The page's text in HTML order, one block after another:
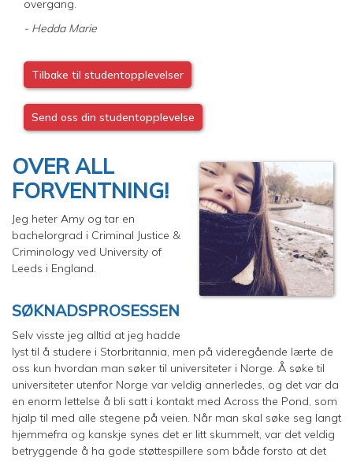
overgang.
- Hedda Marie
Tilbake til studentopplevelser
Send oss din studentopplevelse
OVER ALL
FORVENTNING!
Jeg heter Amy og tar en
bachelorgrad i Criminal Justice &
Criminology ved University of
Leeds i England.
SØKNADSPROSESSEN
Selv visste jeg alltid at jeg hadde
lyst til å studere i Storbritannia, men på videregående lærte de
oss kun hvordan man søker til universiteter i Norge. Å søke til
universiteter utenfor Norge var veldig annerledes, og det var da
en enorm lettelse å bli satt i kontakt med Across the Pond, som
hjalp til med alle stegene på veien. Når man skal søke seg langt
hjemmefra og kanskje synes det er litt skummelt, var det veldig
betryggende å ha gode støttespillere som både forsto at det